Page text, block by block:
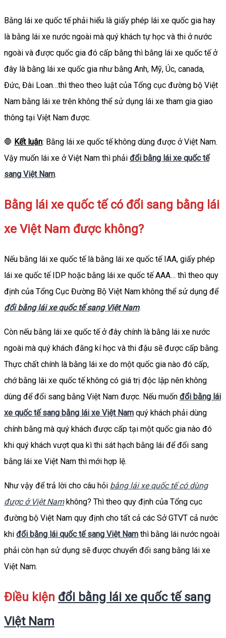
Bằng lái xe quốc tế phải hiểu là giấy phép lái xe quốc gia hay
là bằng lái xe nước ngoài mà quý khách tự học và thi ở nước
ngoài và được quốc gia đó cấp bằng thì bằng lái xe quốc tế ở
đây là bằng lái xe quốc gia như bằng Anh, Mỹ, Úc, canada,
Đức, Đài Loan…thì theo theo luật của Tổng cục đường bộ Việt
Nam bằng lái xe trên không thể sử dụng lái xe tham gia giao
thông tại Việt Nam được.
🛑 Kết luận: Bằng lái xe quốc tế không dùng được ở Việt Nam.
Vậy muốn lái xe ở Việt Nam thì phải đổi bằng lái xe quốc tế
sang Việt Nam.
Bằng lái xe quốc tế có đổi sang bằng lái
xe Việt Nam được không?
Nếu bằng lái xe quốc tế là bằng lái xe quốc tế IAA, giấy phép
lái xe quốc tế IDP hoặc bằng lái xe quốc tế AAA… thì theo quy
định của Tổng Cục Đường Bộ Việt Nam không thể sử dụng để
đổi bằng lái xe quốc tế sang Việt Nam.
Còn nếu bằng lái xe quốc tế ở đây chính là bằng lái xe nước
ngoài mà quý khách đăng kí học và thi đậu sẽ được cấp bằng.
Thực chất chính là bằng lái xe do một quốc gia nào đó cấp,
chớ bằng lái xe quốc tế không có giá trị độc lập nên không
dùng để đổi sang bằng Việt Nam được. Nếu muốn đổi bằng lái
xe quốc tế sang bằng lái xe Việt Nam quý khách phải dùng
chính bằng mà quý khách được cấp tại một quốc gia nào đó
khi quý khách vượt qua kì thi sát hạch bằng lái để đổi sang
bằng lái xe Việt Nam thì mới hợp lệ.
Như vậy để trả lời cho câu hỏi bằng lái xe quốc tế có dùng
được ở Việt Namkhông? Thì theo quy định của Tổng cục
đường bộ Việt Nam quy định cho tất cả các Sở GTVT cả nước
khi đổi bằng lái quốc tế sang Việt Nam thì bằng lái nước ngoài
phải còn hạn sử dụng sẽ được chuyển đổi sang bằng lái xe
Việt Nam.
Điều kiện đổi bằng lái xe quốc tế sang
Việt Nam